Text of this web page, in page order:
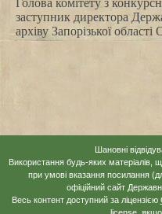
Голова комітету з
заступник директора
архіву Запорізької області
Шановні
Використання будь-яких матеріалів,
при умові вказання посилання
офіційний сайт
Весь контент доступний за ліцензією